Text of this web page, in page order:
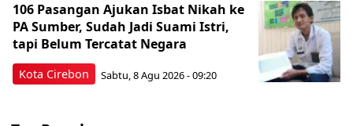
Kota Cirebon
106 Pasangan Ajukan Isbat Nikah ke
PA Sumber, Sudah Jadi Suami Istri,
tapi Belum Tercatat Negara
Sabtu, 8 Agu 2026 - 09:20